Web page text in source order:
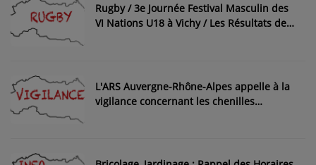
AGENDA CULTUREL - ALLIER
INFOS POP ROCK
La Radio
EMISSIONS
ARTISTES
Rugby / 3e Journée Festival Masculin des
VI Nations U18 à Vichy / Les Résultats de
L'ARS Auvergne-Rhône-Alpes appelle à la
vigilance concernant les chenilles